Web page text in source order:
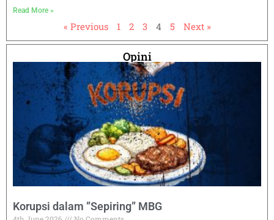
Read More »
« Previous 1 2 3 4 5 Next »
Opini
Korupsi dalam ”Sepiring” MBG